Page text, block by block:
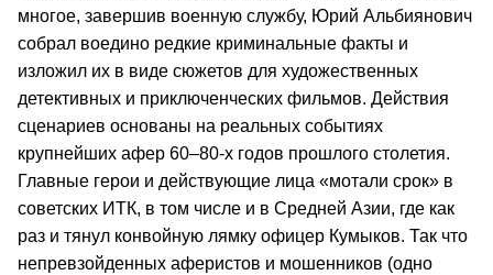
многое, завершив военную службу, Юрий Альбиянович
собрал воедино редкие криминальные факты и
изложил их в виде сюжетов для художественных
детективных и приключенческих фильмов. Действия
сценариев основаны на реальных событиях
крупнейших афер 60–80-х годов прошлого столетия.
Главные герои и действующие лица «мотали срок» в
советских ИТК, в том числе и в Средней Азии, где как
раз и тянул конвойную лямку офицер Кумыков. Так что
непревзойденных аферистов и мошенников (одно